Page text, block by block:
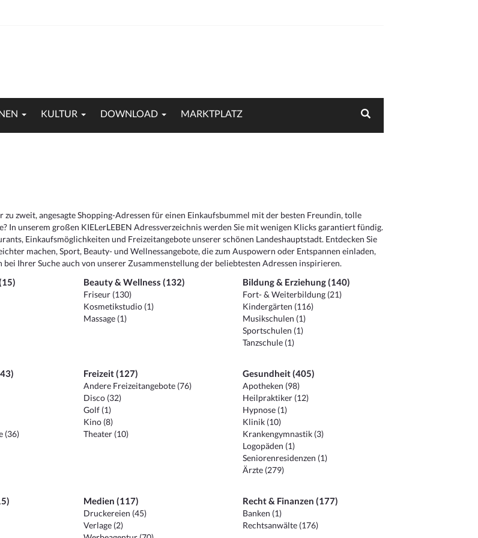
KULTUR DOWNLOAD MARKTPLATZ
zweit, angesagte Shopping-Adressen für einen Einkaufsbummel mit der besten Freundin, tolle
unserem großen KIELerLEBEN Adressverzeichnis werden Sie mit wenigen Klicks garantiert fündig.
Einkaufsmöglichkeiten und Freizeitangebote unserer schönen Landeshauptstadt. Entdecken Sie
machen, Sport, Beauty- und Wellnessangebote, die zum Auspowern oder Entspannen einladen,
Ihrer Suche auch von unserer Zusammenstellung der beliebtesten Adressen inspirieren.
Beauty & Wellness (132)
Friseur (130)
Kosmetikstudio (1)
Massage (1)
Bildung & Erziehung (140)
Fort- & Weiterbildung (21)
Kindergärten (116)
Musikschulen (1)
Sportschulen (1)
Tanzschule (1)
(36)
Freizeit (127)
Andere Freizeitangebote (76)
Disco (32)
Golf (1)
Kino (8)
Theater (10)
Gesundheit (405)
Apotheken (98)
Heilpraktiker (12)
Hypnose (1)
Klinik (10)
Krankengymnastik (3)
Logopäden (1)
Seniorenresidenzen (1)
Ärzte (279)
Medien (117)
Druckereien (45)
Verlage (2)
Recht & Finanzen (177)
Banken (1)
Rechtsanwälte (176)